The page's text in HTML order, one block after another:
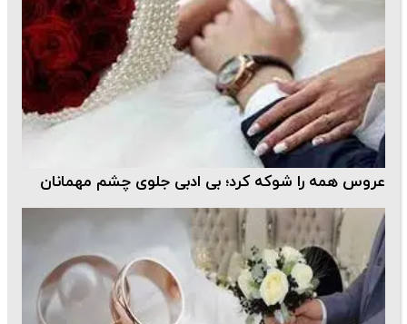
عروس همه را شوکه کرد؛ بی ادبی جلوی چشم مهمانان